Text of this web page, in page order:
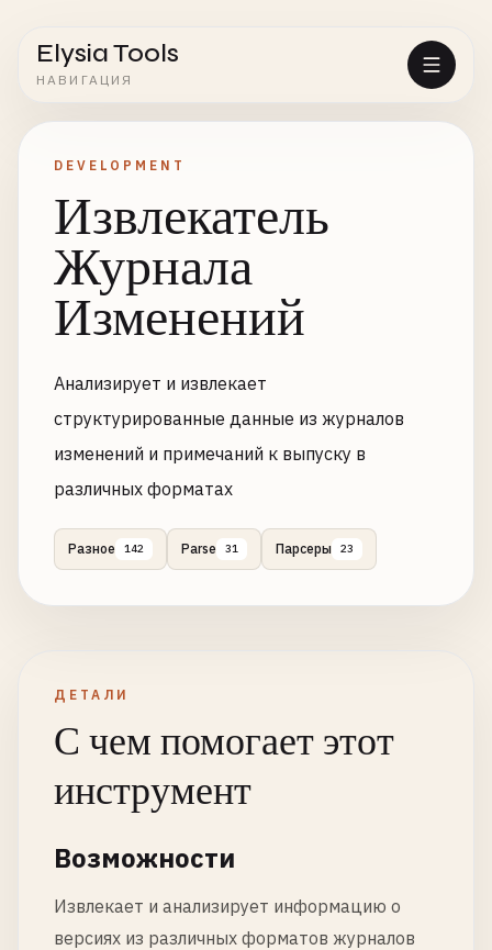
Elysia Tools
НАВИГАЦИЯ
DEVELOPMENT
Извлекатель
Журнала
Изменений
Анализирует и извлекает
структурированные данные из журналов
изменений и примечаний к выпуску в
различных форматах
Разное 142 Parse 31 Парсеры 23
ДЕТАЛИ
С чем помогает этот
инструмент
Возможности
Извлекает и анализирует информацию о
версиях из различных форматов журналов